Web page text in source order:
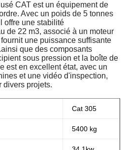
CAT est un équipement de
Avec un poids de 5 tonnes
offre une stabilité
de 22 m3, associé à un moteur
une puissance suffisante
que des composants
sous pression et la boîte de
est en excellent état, avec un
et une vidéo d'inspection,
divers projets.
Cat 305
5400 kg